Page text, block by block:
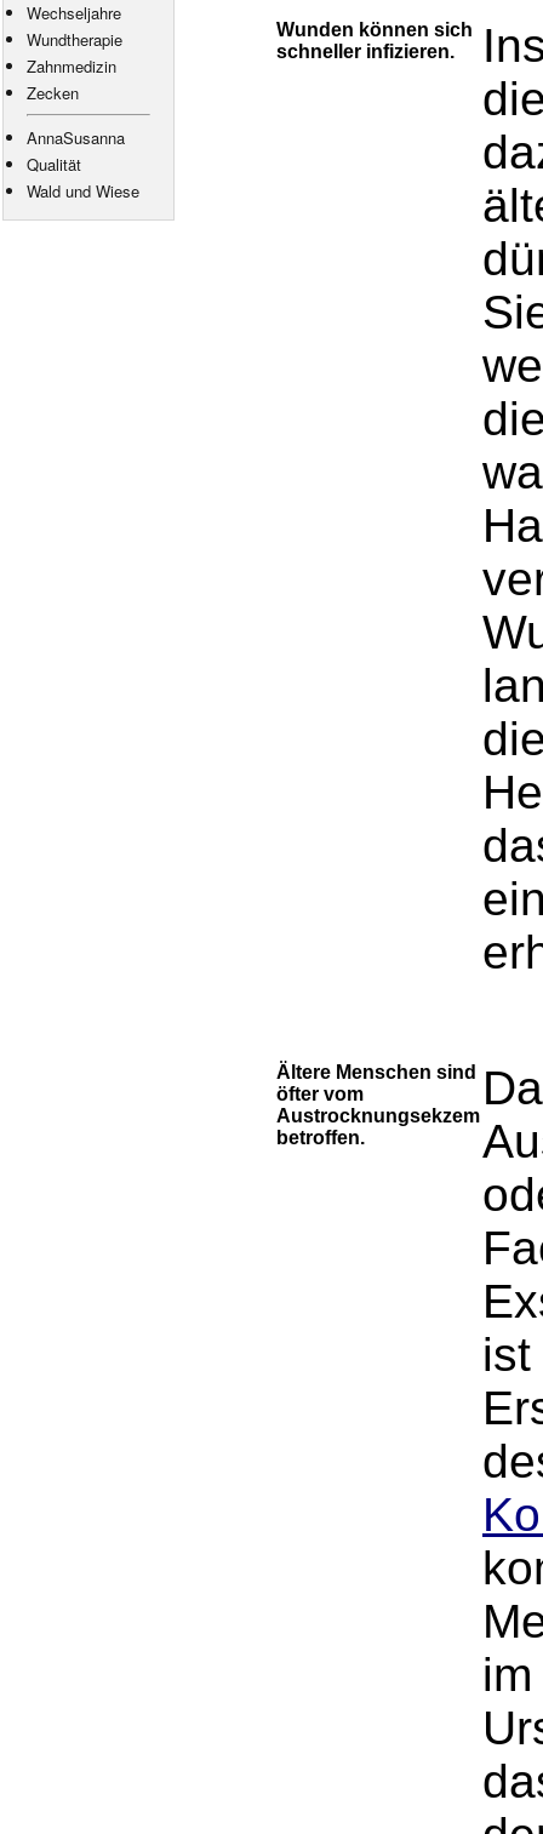
Wechseljahre
Wundtherapie
Zahnmedizin
Zecken
AnnaSusanna
Qualität
Wald und Wiese
Wunden können sich
schneller infizieren.
Ältere Menschen sind
öfter vom
Austrocknungsekzem
betroffen.
ist